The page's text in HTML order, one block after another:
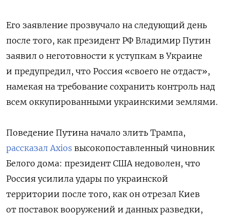
Его заявление прозвучало на следующий день
после того, как президент РФ Владимир Путин
заявил о неготовности к уступкам в Украине
и предупредил, что Россия «своего не отдаст»,
намекая на требование сохранить контроль над
всем оккупированными украинскими землями.
Поведение Путина начало злить Трампа,
рассказал Axios высокопоставленный чиновник
Белого дома: президент США недоволен, что
Россия усилила удары по украинской
территории после того, как он отрезал Киев
от поставок вооружений и данных разведки,